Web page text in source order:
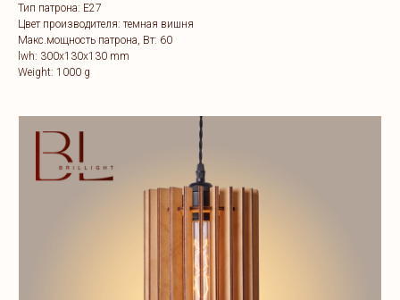
Тип патрона: E27
Цвет производителя: темная вишня
Макс.мощность патрона, Вт: 60
lwh: 300x130x130 mm
Weight: 1000 g